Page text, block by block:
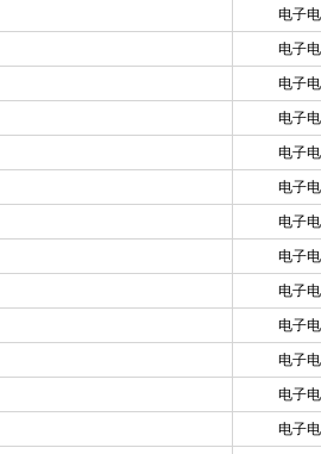
电子
电子
电子
电子
电子
电子
电子
电子
电子
电子
电子
电子
电子